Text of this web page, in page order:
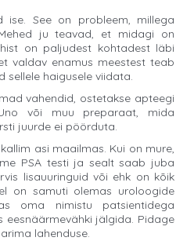
ise. See on probleem, millega
ju teavad, et midagi on
on paljudest kohtadest läbi
valdav enamus meestest teab
sellele haigusele viidata.
vahendid, ostetakse apteegi
või muu preparaat, mida
juurde ei pöörduta.
asi maailmas. Kui on mure,
PSA testi ja sealt saab juba
lisauuringuid või ehk on kõik
on samuti olemas uroloogide
oma nimistu patsientidega
jälgida. Pidage
lahenduse.